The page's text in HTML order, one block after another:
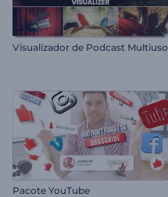
Visualizador de Podcast Multiuso
Pacote YouTube